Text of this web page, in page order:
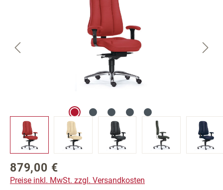
Regulärer Preis:
879,00 €
Preise inkl. MwSt. zzgl. Versandkosten